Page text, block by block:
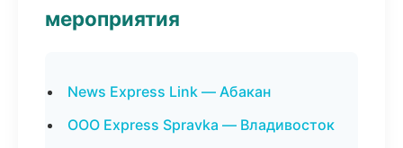
мероприятия
News Express Link — Абакан
ООО Express Spravka — Владивосток